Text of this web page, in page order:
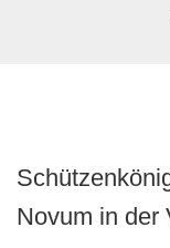
Novum in der